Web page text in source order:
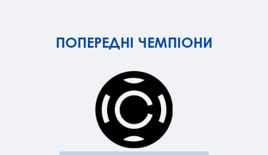
ПОПЕРЕДНІ ЧЕМПІОНИ